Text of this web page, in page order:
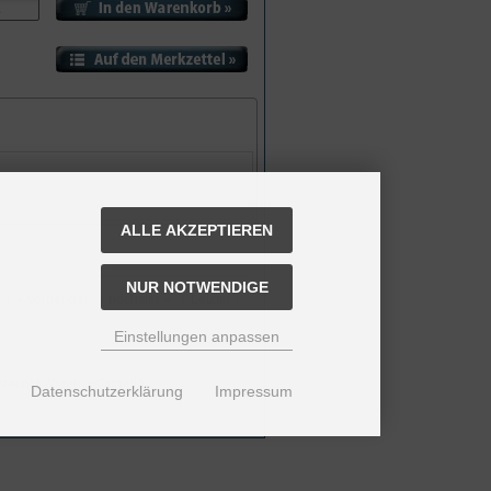
/ Widerrufsformular
ALLE AKZEPTIEREN
NUR NOTWENDIGE
Einstellungen anpassen
Datenschutzerklärung Impressum